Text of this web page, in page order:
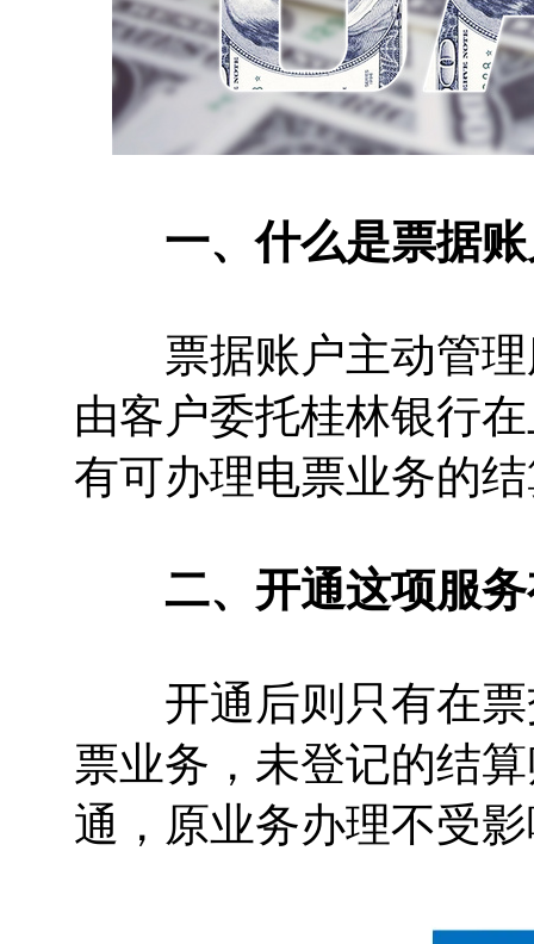
一、什么是票据账
票据账户主动管理
由客户委托桂林银行
有可办理电票业务的
二、开通这项服务
开通后则只有在票
票业务，未登记的结
通，原业务办理不受